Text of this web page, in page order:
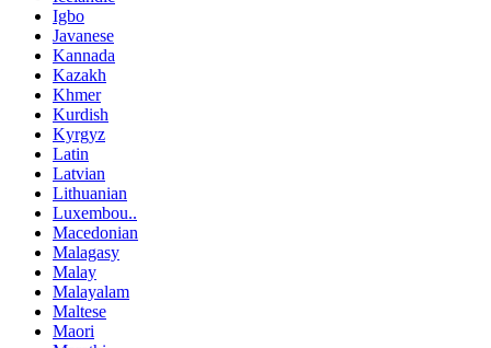
Igbo
Javanese
Kannada
Kazakh
Khmer
Kurdish
Kyrgyz
Latin
Latvian
Lithuanian
Luxembou..
Macedonian
Malagasy
Malay
Malayalam
Maltese
Maori